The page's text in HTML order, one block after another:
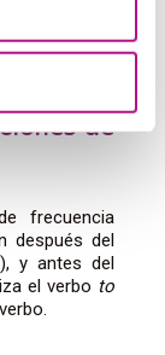
de
de
frecuencia
después del
y antes del
el verbo to